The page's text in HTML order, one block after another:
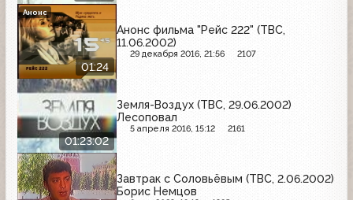
01:24
Анонс фильма "Рейс 222" (ТВС,
11.06.2002)
29 декабря 2016, 21:56 2107
Анонс
01:23:02
Земля-Воздух (ТВС, 29.06.2002)
Лесоповал
5 апреля 2016, 15:12 2161
Завтрак с Соловьёвым (ТВС, 2.06.2002)
Борис Немцов